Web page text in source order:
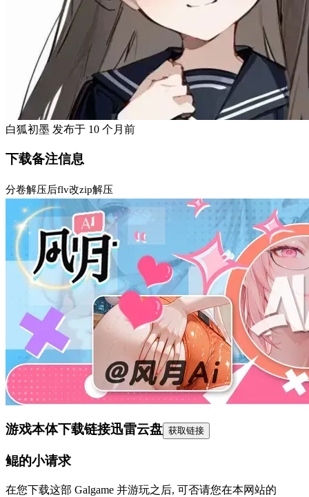
白狐初墨 发布于 10 个月前
下载备注信息
分卷解压后flv改zip解压
游戏本体下载链接迅雷云盘 获取链接
鲲的小请求
在您下载这部 Galgame 并游玩之后, 可否请您在本网站的